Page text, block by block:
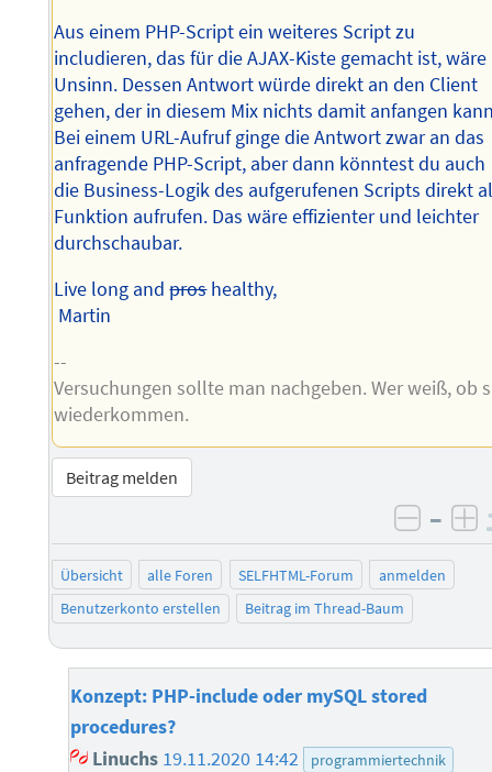
Aus einem PHP-Script ein weiteres Script zu
includieren, das für die AJAX-Kiste gemacht ist, wäre
Unsinn. Dessen Antwort würde direkt an den Client
gehen, der in diesem Mix nichts damit anfangen
Bei einem URL-Aufruf ginge die Antwort zwar an das
anfragende PHP-Script, aber dann könntest du auch
die Business-Logik des aufgerufenen Scripts direkt
Funktion aufrufen. Das wäre effizienter und leichter
durchschaubar.
Live long andproshealthy,
Martin
--
Versuchungen sollte man nachgeben. Wer weiß, ob
wiederkommen.
Beitrag melden
–
Übersicht alle Foren SELFHTML-Forum
anmelden
Benutzerkonto erstellen
Beitrag im Thread-Baum
Konzept: PHP-include oder mySQL stored
procedures?
Linuchs 19.11.2020 14:42 programmiertechnik